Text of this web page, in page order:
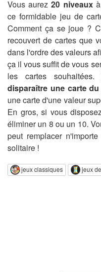
Vous aurez20 niveauxà
ce formidable jeu de
Comment ça se joue ?
recouvert de cartes que
dans l'ordre des valeurs
ça il vous suffit de vous
les cartes
disparaître une carte du
une carte d'une valeur
En gros, si vous
éliminer un 8 ou un 10.
peut remplacer
solitaire !
jeux classiques jeux